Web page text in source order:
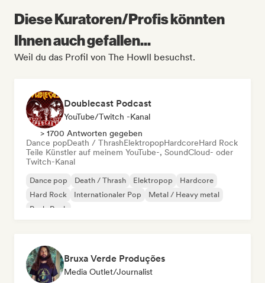
Diese Kuratoren/Profis könnten
Ihnen auch gefallen...
Weil du das Profil von The Howll besuchst.
Doublecast Podcast
YouTube/Twitch -Kanal
> 1700 Antworten gegeben
Dance popDeath / ThrashElektropopHardcoreHard Rock
Teile Künstler auf meinem YouTube-, SoundCloud- oder
Twitch-Kanal
Dance pop Death / Thrash Elektropop
Hardcore
Hard Rock
Internationaler Pop
Metal / Heavy metal
Punk-Rock
Bruxa Verde Produções
Media Outlet/Journalist